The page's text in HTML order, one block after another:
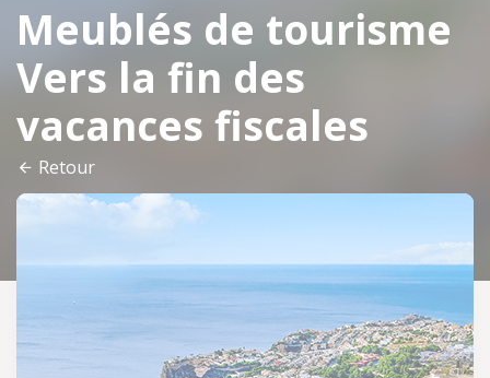
Meublés de tourisme
Vers la fin des
vacances fiscales
Retour